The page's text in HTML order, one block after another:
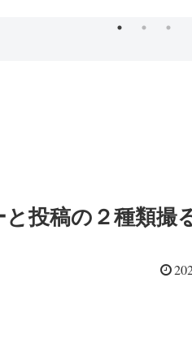
と投稿の２種類撮